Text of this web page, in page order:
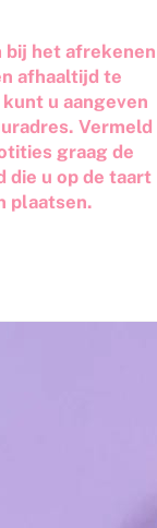
bij het afrekenen
afhaaltijd te
u aangeven
Vermeld
graag de
die u op de taart
plaatsen.